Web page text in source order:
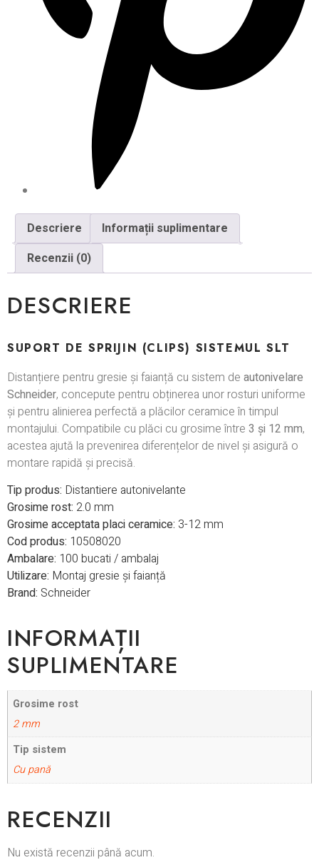
Descriere
Informații suplimentare
Recenzii (0)
DESCRIERE
SUPORT DE SPRIJIN (CLIPS) SISTEMUL SLT
Distanțiere pentru gresie și faianță cu sistem de autonivelare
Schneider, concepute pentru obținerea unor rosturi uniforme
și pentru alinierea perfectă a plăcilor ceramice în timpul
montajului. Compatibile cu plăci cu grosime între 3 și 12 mm,
acestea ajută la prevenirea diferențelor de nivel și asigură o
montare rapidă și precisă.
Tip produs: Distantiere autonivelante
Grosime rost: 2.0 mm
Grosime acceptata placi ceramice: 3-12 mm
Cod produs: 10508020
Ambalare: 100 bucati / ambalaj
Utilizare: Montaj gresie și faianță
Brand: Schneider
INFORMAȚII
SUPLIMENTARE
Grosime rost
2 mm
Tip sistem
Cu pană
RECENZII
Nu există recenzii până acum.